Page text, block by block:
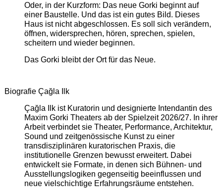
Oder, in der Kurzform: Das neue Gorki beginnt auf
einer Baustelle. Und das ist ein gutes Bild. Dieses
Haus ist nicht abgeschlossen. Es soll sich verändern,
öffnen, widersprechen, hören, sprechen, spielen,
scheitern und wieder beginnen.
Das Gorki bleibt der Ort für das Neue.
Biografie Çağla Ilk
Çağla Ilk ist Kuratorin und designierte Intendantin des
Maxim Gorki Theaters ab der Spielzeit 2026/27. In ihrer
Arbeit verbindet sie Theater, Performance, Architektur,
Sound und zeitgenössische Kunst zu einer
transdisziplinären kuratorischen Praxis, die
institutionelle Grenzen bewusst erweitert. Dabei
entwickelt sie Formate, in denen sich Bühnen- und
Ausstellungslogiken gegenseitig beeinflussen und
neue vielschichtige Erfahrungsräume entstehen.